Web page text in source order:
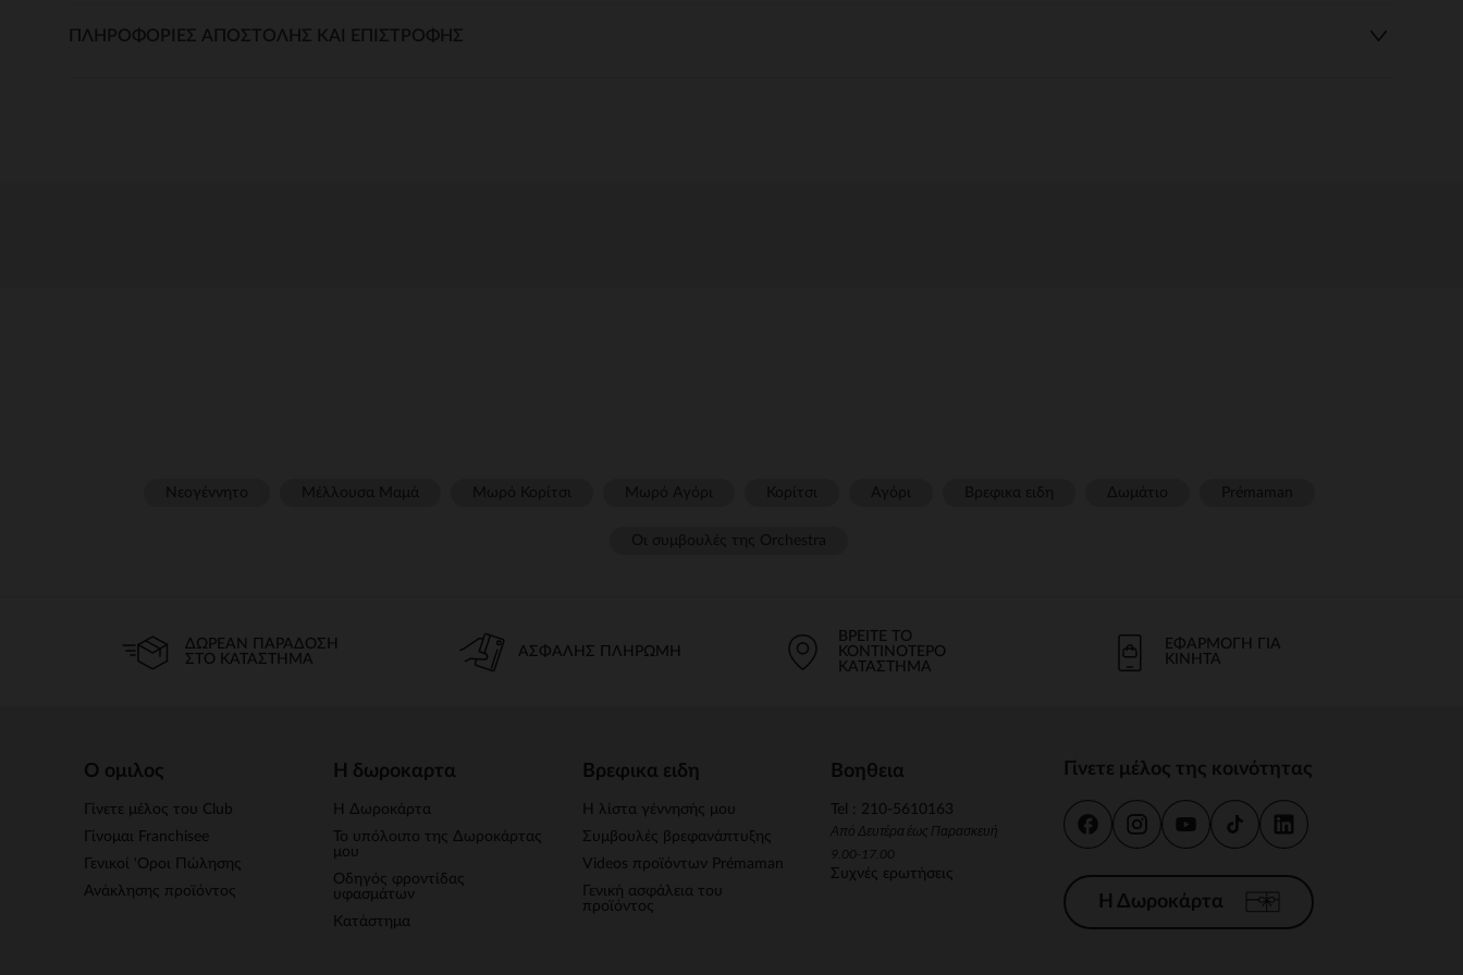
ΠΛΗΡΟΦΟΡΊΕΣ ΑΠΟΣΤΟΛΉΣ ΚΑΙ ΕΠΙΣΤΡΟΦΉΣ
ΔΩΡΕΆΝ ΠΑΡΆΔΟΣΗ
ΣΤΟ ΚΑΤΆΣΤΗΜΑ
ΑΣΦΑΛΉΣ ΠΛΗΡΩΜΉ
ΒΡΕΊΤΕ ΤΟ
ΚΟΝΤΙΝΌΤΕΡΟ
ΚΑΤΆΣΤΗΜΑ
ΕΦΑΡΜΟΓΉ ΓΙΑ
ΚΙΝΗΤΆ
Ο ομιλος
Γίνετε μέλος του Club
Γίνομαι Franchisee
Γενικοί 'Οροι Πώλησης
Ανάκλησης προϊόντος
Η δωροκαρτα
Η Δωροκάρτα
Το υπόλοιπο της Δωροκάρτας
μου
Οδηγός φροντίδας
υφασμάτων
Κατάστημα
Βρεφικα ειδη
Η λίστα γέννησής μου
Συμβουλές βρεφανάπτυξης
Videos προϊόντων Prémaman
Γενική ασφάλεια του
προϊόντος
Βοηθεια
Tel : 210-5610163
Από Δευτέρα έως Παρασκευή
9.00-17.00
Συχνές ερωτήσεις
Γίνετε μέλος της κοινότητας
Η Δωροκάρτα